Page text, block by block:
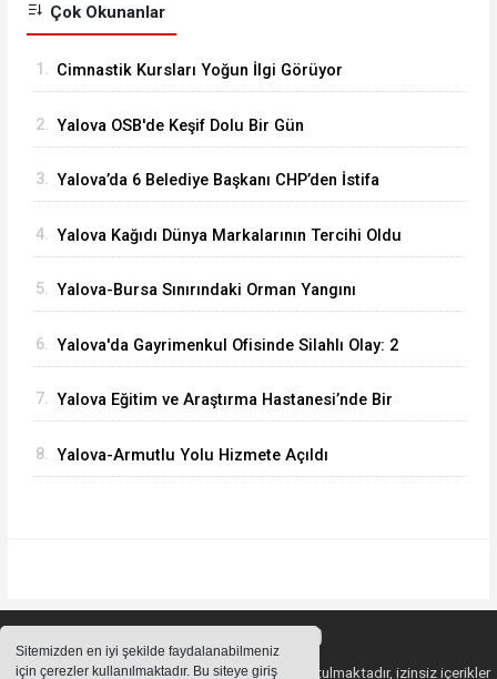
Sitemizden en iyi şekilde faydalanabilmeniz
için çerezler kullanılmaktadır. Bu siteye giriş
Çok Okunanlar
1. Cimnastik Kursları Yoğun İlgi Görüyor
2. Yalova OSB'de Keşif Dolu Bir Gün
3. Yalova’da 6 Belediye Başkanı CHP’den İstifa
4. Yalova Kağıdı Dünya Markalarının Tercihi Oldu
5. Yalova-Bursa Sınırındaki Orman Yangını
6. Yalova'da Gayrimenkul Ofisinde Silahlı Olay: 2
7. Yalova Eğitim ve Araştırma Hastanesi’nde Bir
8. Yalova-Armutlu Yolu Hizmete Açıldı
Sitemizde bulunan içeriklerin tüm hakları saklı tutulmaktadır, izinsiz içerikler